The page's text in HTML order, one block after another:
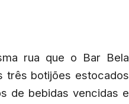
rua que o Bar Bela
três botijões estocados
de bebidas vencidas e